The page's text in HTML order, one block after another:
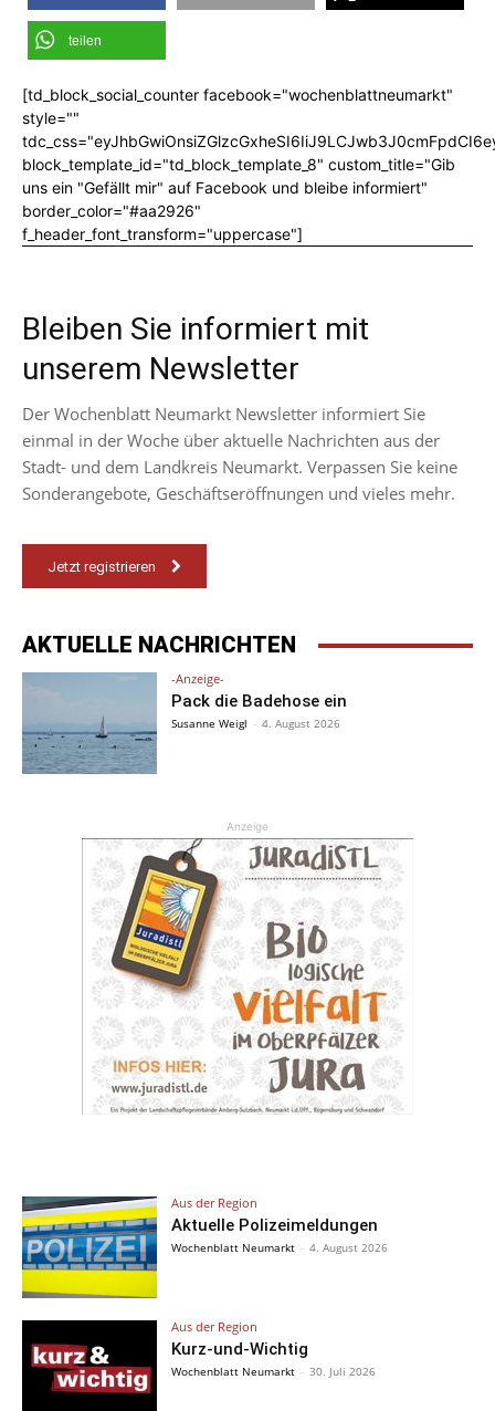
teilen
[td_block_social_counter facebook="wochenblattneumarkt"
style=""
block_template_id="td_block_template_8" custom_title="Gib
uns ein "Gefällt mir" auf Facebook und bleibe informiert"
border_color="#aa2926"
f_header_font_transform="uppercase"]
Bleiben Sie informiert mit
unserem Newsletter
Der Wochenblatt Neumarkt Newsletter informiert Sie
einmal in der Woche über aktuelle Nachrichten aus der
Stadt- und dem Landkreis Neumarkt. Verpassen Sie keine
Sonderangebote, Geschäftseröffnungen und vieles mehr.
Jetzt registrieren
AKTUELLE NACHRICHTEN
-Anzeige-
Pack die Badehose ein
Susanne Weigl - 4. August 2026
Anzeige
Aus der Region
Aktuelle Polizeimeldungen
Wochenblatt Neumarkt - 4. August 2026
Aus der Region
Kurz-und-Wichtig
Wochenblatt Neumarkt - 30. Juli 2026